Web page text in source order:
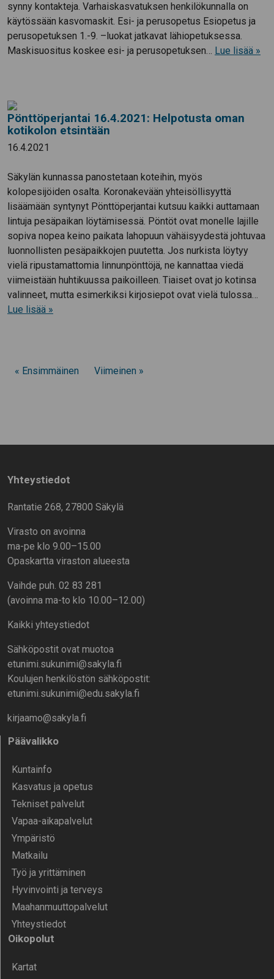
synny kontakteja. Varhaiskasvatuksen henkilökunnalla on
käytössään kasvomaskit. Esi- ja perusopetus Esiopetus ja
perusopetuksen 1.-9. –luokat jatkavat lähiopetuksessa.
Maskisuositus koskee esi- ja perusopetuksen… Lue lisää »
Pönttöperjantai 16.4.2021: Helpotusta oman
kotikolon etsintään
16.4.2021
Säkylän kunnassa panostetaan koteihin, myös
kolopesijöiden osalta. Koronakevään yhteisöllisyyttä
lisäämään syntynyt Pönttöperjantai kutsuu kaikki auttamaan
lintuja pesäpaikan löytämisessä. Pöntöt ovat monelle lajille
sopiva nopea keino paikata lahopuun vähäisyydestä johtuvaa
luonnollisten pesäpaikkojen puutetta. Jos nurkista löytyy
vielä ripustamattomia linnunpönttöjä, ne kannattaa viedä
viimeistään huhtikuussa paikoilleen. Tiaiset ovat jo kotinsa
valinneet, mutta esimerkiksi kirjosiepot ovat vielä tulossa…
Lue lisää »
« Ensimmäinen Viimeinen »
Yhteystiedot
Rantatie 268, 27800 Säkylä
Virasto on avoinna
ma-pe klo 9.00–15.00
Opaskartta viraston alueesta
Vaihde puh. 02 83 281
(avoinna ma-to klo 10.00–12.00)
Kaikki yhteystiedot
Sähköpostit ovat muotoa
etunimi.sukunimi@sakyla.fi
Koulujen henkilöstön sähköpostit:
etunimi.sukunimi@edu.sakyla.fi
kirjaamo@sakyla.fi
Päävalikko
Kunta­info
Kasvatus ja opetus
Tekniset palvelut
Vapaa-aika­palvelut
Ympä­ristö
Mat­kailu
Työ ja yrittä­minen
Hyvinvointi ja terveys
Maahanmuuttopalvelut
Yhteystiedot
Oikopolut
Kartat